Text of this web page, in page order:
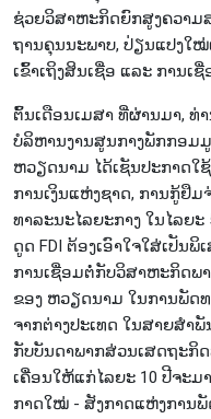
ຊ່ວຍ​ວິ​ສ​າຫະ​ກິດ​ຍົກ​ສູງຄວາມ​
ຖານ​ຄຸນ​ນະ​ພາບ, ປ່ຽນ​ແປງ​ໃ
ເຂົ້າ​ເຖິງ​ສິນ​ເຊື່ອ ແລະ ​ການ​
ຕົ້ນ​ເດືອນ​ເມ​ສາ ທີ່​ຜ່ານ​ມາ, ທ່
ບໍລິຫານງານສູນກາງພັກກອມ
ຫວຽດນາມ ໄດ້ເຊັນ​ປະ​ກາດ​ໃ
ການ​ເງິນ​ແຫ່ງ​ຊາດ, ການກູ້​ຢຶ
ທາ​ລະ​ນະ​ໄລຍະ​ກາງ​ ໃນໄລ​ຍະ
ດູດ FDI ຕ້ອງ​ເອົາ​ໃຈ​ໃສ່​ເປັນ​
ການ​ເຊື່ອມ​ຕໍ່ກັບ​ວິ​ສາ​ຫະ​ກິດ​ພ
ຂອງ ຫວຽດ​ນາມ ໃນ​ການ​ພັດ​
ຈາກ​ຕ່າງ​ປະ​ເທດ ໃນສາຍ​ສຳ
ກັບ​ບັນ​ດາພາກ​ສ່ວນ​ເສດ​ຖະ​ກິ
ເຄື່ອນ​ໃຫ້​ແກ່​ໄລ​ຍະ 10 ປີ​ຈະ​ມ
ກາດ​ໃໝ່ - ສັງ​ກາດ​ແຫ່​ງ​ການ​